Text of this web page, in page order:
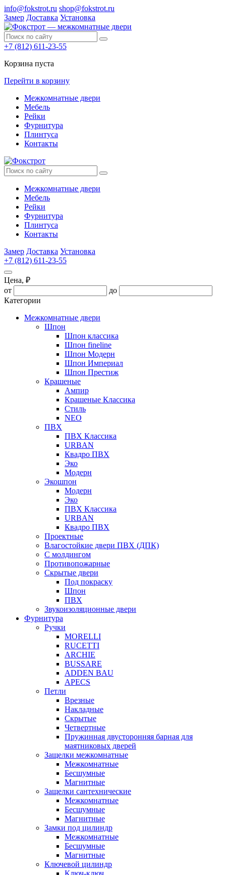
info@fokstrot.ru shop@fokstrot.ru
Замер Доставка Установка
+7 (812) 611-23-55
Корзина пуста
Перейти в корзину
Межкомнатные двери
Мебель
Рейки
Фурнитура
Плинтуса
Контакты
Межкомнатные двери
Мебель
Рейки
Фурнитура
Плинтуса
Контакты
Замер Доставка Установка
+7 (812) 611-23-55
Цена, ₽
от
до
Категории
Межкомнатные двери
Шпон
Шпон классика
Шпон fineline
Шпон Модерн
Шпон Империал
Шпон Престиж
Крашеные
Ампир
Крашеные Классика
Стиль
NEO
ПВХ
ПВХ Классика
URBAN
Квадро ПВХ
Эко
Модерн
Экошпон
Модерн
Эко
ПВХ Классика
URBAN
Квадро ПВХ
Проектные
Влагостойкие двери ПВХ (ДПК)
С молдингом
Противопожарные
Скрытые двери
Под покраску
Шпон
ПВХ
Звукоизоляционные двери
Фурнитура
Ручки
MORELLI
RUCETTI
ARCHIE
BUSSARE
ADDEN BAU
APECS
Петли
Врезные
Накладные
Скрытые
Четвертные
Пружинная двусторонняя барная для
маятниковых дверей
Защелки межкомнатные
Межкомнатные
Бесшумные
Магнитные
Защелки сантехнические
Межкомнатные
Бесшумные
Магнитные
Замки под цилиндр
Межкомнатные
Бесшумные
Магнитные
Ключевой цилиндр
Ключ-ключ